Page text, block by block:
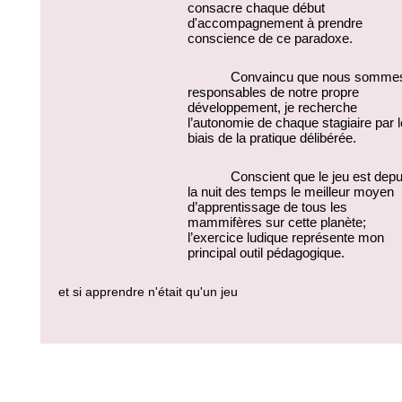
consacre chaque début
d'accompagnement à prendre
conscience de ce paradoxe.
Convaincu que nous
responsables de notre propre
développement, je recherche
l’autonomie de chaque stagiaire par
biais de la pratique délibérée.
Conscient que le jeu est
la nuit des temps le meilleur moyen
d’apprentissage de tous les
mammifères sur cette planète;
l’exercice ludique représente mon
principal outil pédagogique.
et si apprendre n'était qu'un jeu